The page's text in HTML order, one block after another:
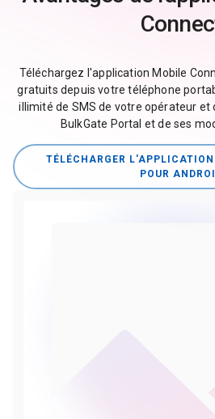
Téléchargez l'application Mobile
gratuits depuis votre téléphone
illimité de SMS de votre opérateur et
BulkGate Portal et de ses
TÉLÉCHARGER
POUR